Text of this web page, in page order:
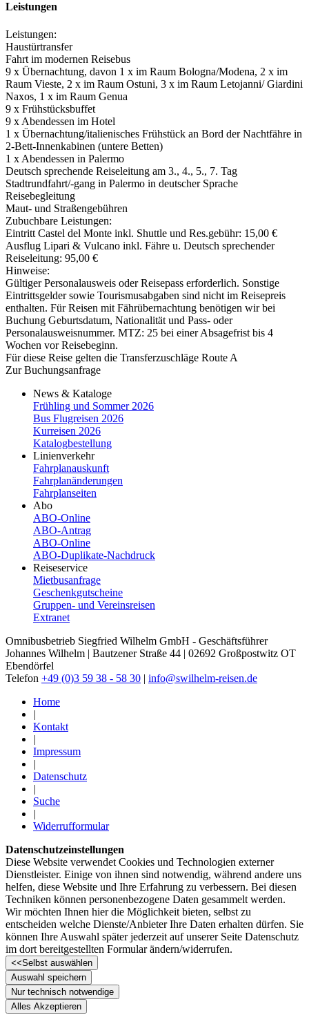
Leistungen
Leistungen:
Haustürtransfer
Fahrt im modernen Reisebus
9 x Übernachtung, davon 1 x im Raum Bologna/­Modena, 2 x im
Raum Vieste, 2 x im Raum Ostuni, 3 x im Raum Letojanni/­ Giardini
Naxos, 1 x im Raum Genua
9 x Frühstücksbuffet
9 x Abendessen im Hotel
1 x Übernachtung/­italienisches Frühstück an Bord der Nachtfähre in
2-Bett-Innenkabinen (untere Betten)
1 x Abendessen in Palermo
Deutsch sprechende Reiseleitung am 3., 4., 5., 7. Tag
Stadtrundfahrt/­-gang in Palermo in deutscher Sprache
Reisebegleitung
Maut- und Straßengebühren
Zubuchbare Leistungen:
Eintritt Castel del Monte inkl. Shuttle und Res.gebühr: 15,00 €
Ausflug Lipari & Vulcano inkl. Fähre u. Deutsch sprechender
Reiseleitung: 95,00 €
Hinweise:
Gültiger Personalausweis oder Reisepass erforderlich. Sonstige
Eintrittsgelder sowie Tourismusabgaben sind nicht im Reisepreis
enthalten. Für Reisen mit Fährübernachtung benötigen wir bei
Buchung Geburtsdatum, Nationalität und Pass- oder
Personalausweisnummer. MTZ: 25 bei einer Absagefrist bis 4
Wochen vor Reisebeginn.
Für diese Reise gelten die Transferzuschläge Route A
Zur Buchungsanfrage
News & Kataloge
Frühling und Sommer 2026
Bus Flugreisen 2026
Kurreisen 2026
Katalogbestellung
Linienverkehr
Fahrplanauskunft
Fahrplanänderungen
Fahrplanseiten
Abo
ABO-Online
ABO-​Antrag
ABO-​Online
ABO-​Duplikate-​Nachdruck
Reiseservice
Mietbusanfrage
Geschenkgutscheine
Gruppen- und Vereinsreisen
Extranet
Omnibusbetrieb Siegfried Wilhelm GmbH - Geschäftsführer
Johannes Wilhelm | Bautzener Straße 44 | 02692 Großpostwitz OT
Ebendörfel
Telefon +49 (0)3 59 38 - 58 30 | info@swilhelm-reisen.de
Home
|
Kontakt
|
Impressum
|
Datenschutz
|
Suche
|
Widerrufformular
Datenschutzeinstellungen
Diese Website verwendet Cookies und Technologien externer
Dienstleister. Einige von ihnen sind notwendig, während andere uns
helfen, diese Website und Ihre Erfahrung zu verbessern. Bei diesen
Techniken können personenbezogene Daten gesammelt werden.
Wir möchten Ihnen hier die Möglichkeit bieten, selbst zu
entscheiden welche Dienste/­Anbieter Ihre Daten erhalten dürfen. Sie
können Ihre Auswahl später jederzeit auf unserer Seite Datenschutz
im dort bereitgestellten Formular ändern/­widerrufen.
<<Selbst auswählen
Auswahl speichern
Nur technisch notwendige
Alles Akzeptieren